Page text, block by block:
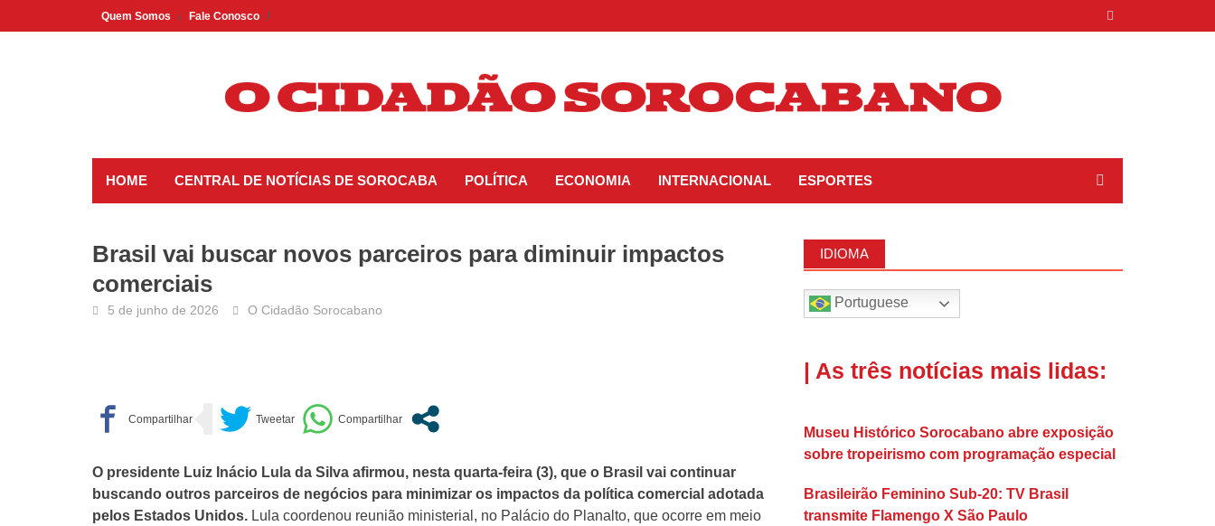
to
Quem Somos Fale Conosco
HOME CENTRAL DE NOTÍCIAS DE SOROCABA POLÍTICA ECONOMIA INTERNACIONAL ESPORTES
Brasil vai buscar novos parceiros para diminuir impactos
comerciais
5 de junho de 2026 O Cidadão Sorocabano
O presidente Luiz Inácio Lula da Silva afirmou, nesta quarta-feira (3), que o Brasil vai continuar
buscando outros parceiros de negócios para minimizar os impactos da política comercial adotada
pelos Estados Unidos. Lula coordenou reunião ministerial, no Palácio do Planalto, que ocorre em meio
IDIOMA
Portuguese
| As três notícias mais lidas:
Museu Histórico Sorocabano abre exposição
sobre tropeirismo com programação especial
Brasileirão Feminino Sub-20: TV Brasil
transmite Flamengo X São Paulo